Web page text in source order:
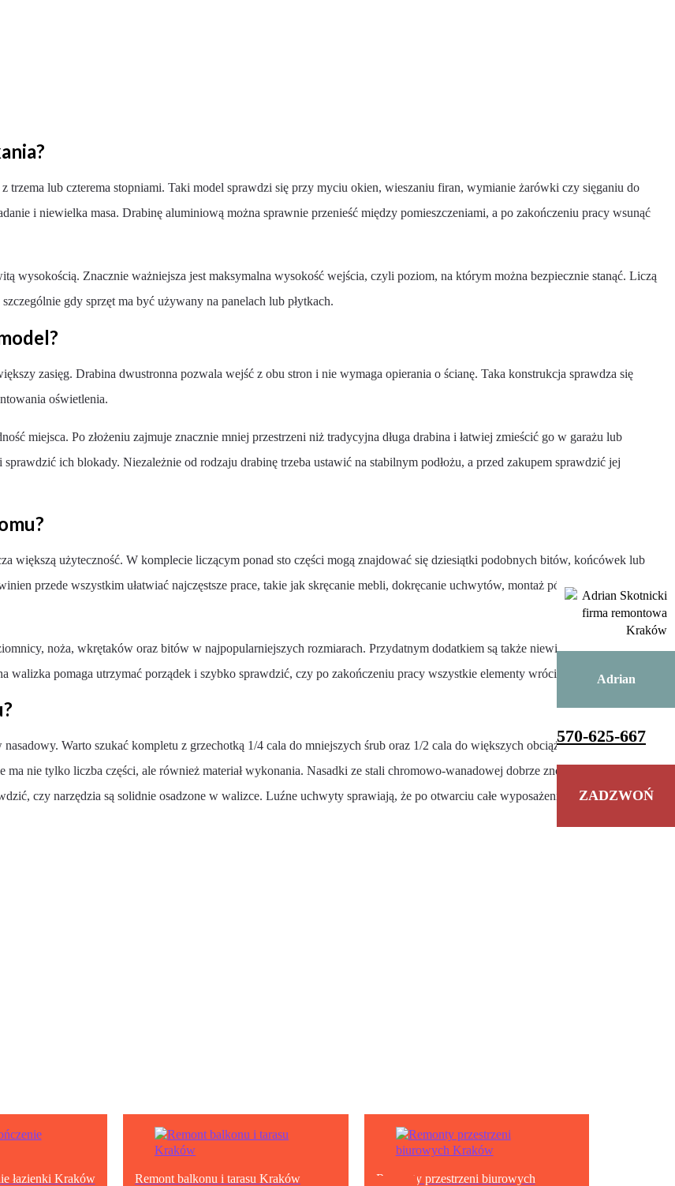
Adrian
570-625-667
ZADZWOŃ
lub czterema stopniami. Taki model sprawdzi się przy myciu okien, wieszaniu firan, wymianie żarówki czy sięganiu do
i niewielka masa. Drabinę aluminiową można sprawnie przenieść między pomieszczeniami, a po zakończeniu pracy wsunąć
wysokością. Znacznie ważniejsza jest maksymalna wysokość wejścia, czyli poziom, na którym można bezpiecznie stanąć. Liczą
gdy sprzęt ma być używany na panelach lub płytkach.
zasięg. Drabina dwustronna pozwala wejść z obu stron i nie wymaga opierania o ścianę. Taka konstrukcja sprawdza się
oświetlenia.
miejsca. Po złożeniu zajmuje znacznie mniej przestrzeni niż tradycyjna długa drabina i łatwiej zmieścić go w garażu lub
ich blokady. Niezależnie od rodzaju drabinę trzeba ustawić na stabilnym podłożu, a przed zakupem sprawdzić jej
większą użyteczność. W komplecie liczącym ponad sto części mogą znajdować się dziesiątki podobnych bitów, końcówek lub
przede wszystkim ułatwiać najczęstsze prace, takie jak skręcanie mebli, dokręcanie uchwytów, montaż półek czy drobne
noża, wkrętaków oraz bitów w najpopularniejszych rozmiarach. Przydatnym dodatkiem są także niewielka grzechotka i
walizka pomaga utrzymać porządek i szybko sprawdzić, czy po zakończeniu pracy wszystkie elementy wróciły na swoje miejsce.
Warto szukać kompletu z grzechotką 1/4 cala do mniejszych śrub oraz 1/2 cala do większych obciążeń. Przydatne są
nie tylko liczba części, ale również materiał wykonania. Nasadki ze stali chromowo-wanadowej dobrze znoszą obciążenia, a
czy narzędzia są solidnie osadzone w walizce. Luźne uchwyty sprawiają, że po otwarciu całe wyposażenie miesza się
łazienki Kraków Remont balkonu i tarasu Kraków
Remonty przestrzeni biurowych